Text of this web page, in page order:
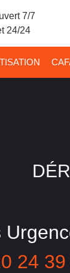
7/7
24/24
24 39